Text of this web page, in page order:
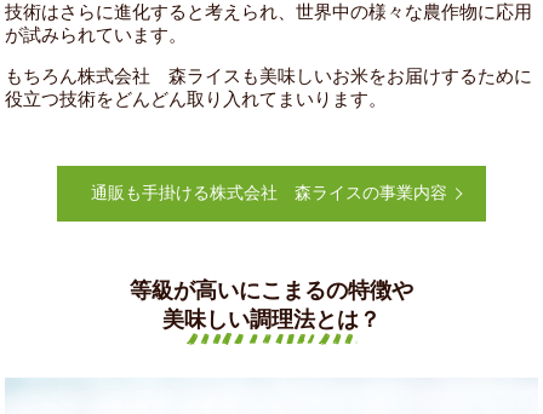
技術はさらに進化すると考えられ、世界中の様々な農作物に応用
が試みられています。
もちろん株式会社 森ライスも美味しいお米をお届けするために
役立つ技術をどんどん取り入れてまいります。
通販も手掛ける株式会社 森ライスの事業内容
等級が高いにこまるの特徴や
美味しい調理法とは？